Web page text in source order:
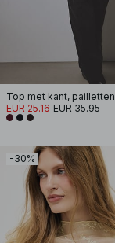
EUR 25.16 EUR 35.95
-30%